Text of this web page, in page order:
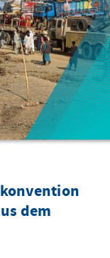
dem